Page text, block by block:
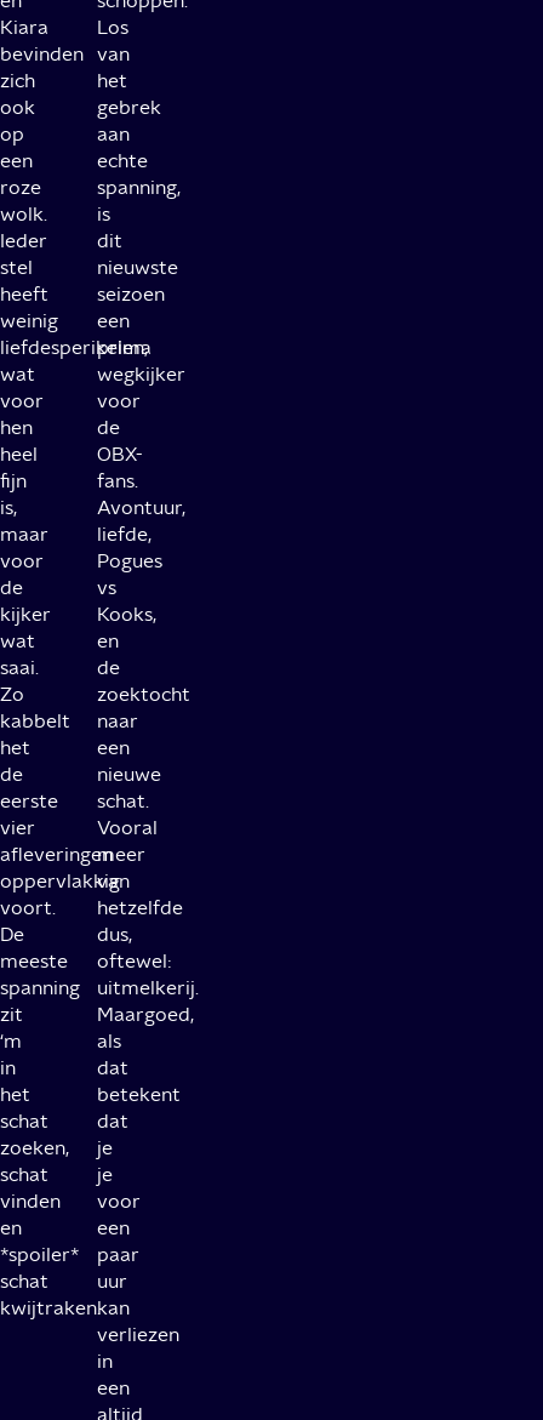
Kiara
bevinden
zich
ook
op
een
roze
wolk.
Ieder
stel
heeft
weinig
liefdesperikelen,
wat
voor
hen
heel
fijn
is,
maar
voor
de
kijker
wat
saai.
Zo
kabbelt
het
de
eerste
vier
afleveringen
oppervlakkig
voort.
De
meeste
spanning
zit
‘m
in
het
schat
zoeken,
schat
vinden
en
*spoiler*
schat
kwijtraken.
Los
van
het
gebrek
aan
echte
spanning,
is
dit
nieuwste
seizoen
een
prima
wegkijker
voor
de
OBX-
fans.
Avontuur,
liefde,
Pogues
vs
Kooks,
en
de
zoektocht
naar
een
nieuwe
schat.
Vooral
meer
van
hetzelfde
dus,
oftewel:
uitmelkerij.
Maargoed,
als
dat
betekent
dat
je
je
voor
een
paar
uur
kan
verliezen
in
een
altijd